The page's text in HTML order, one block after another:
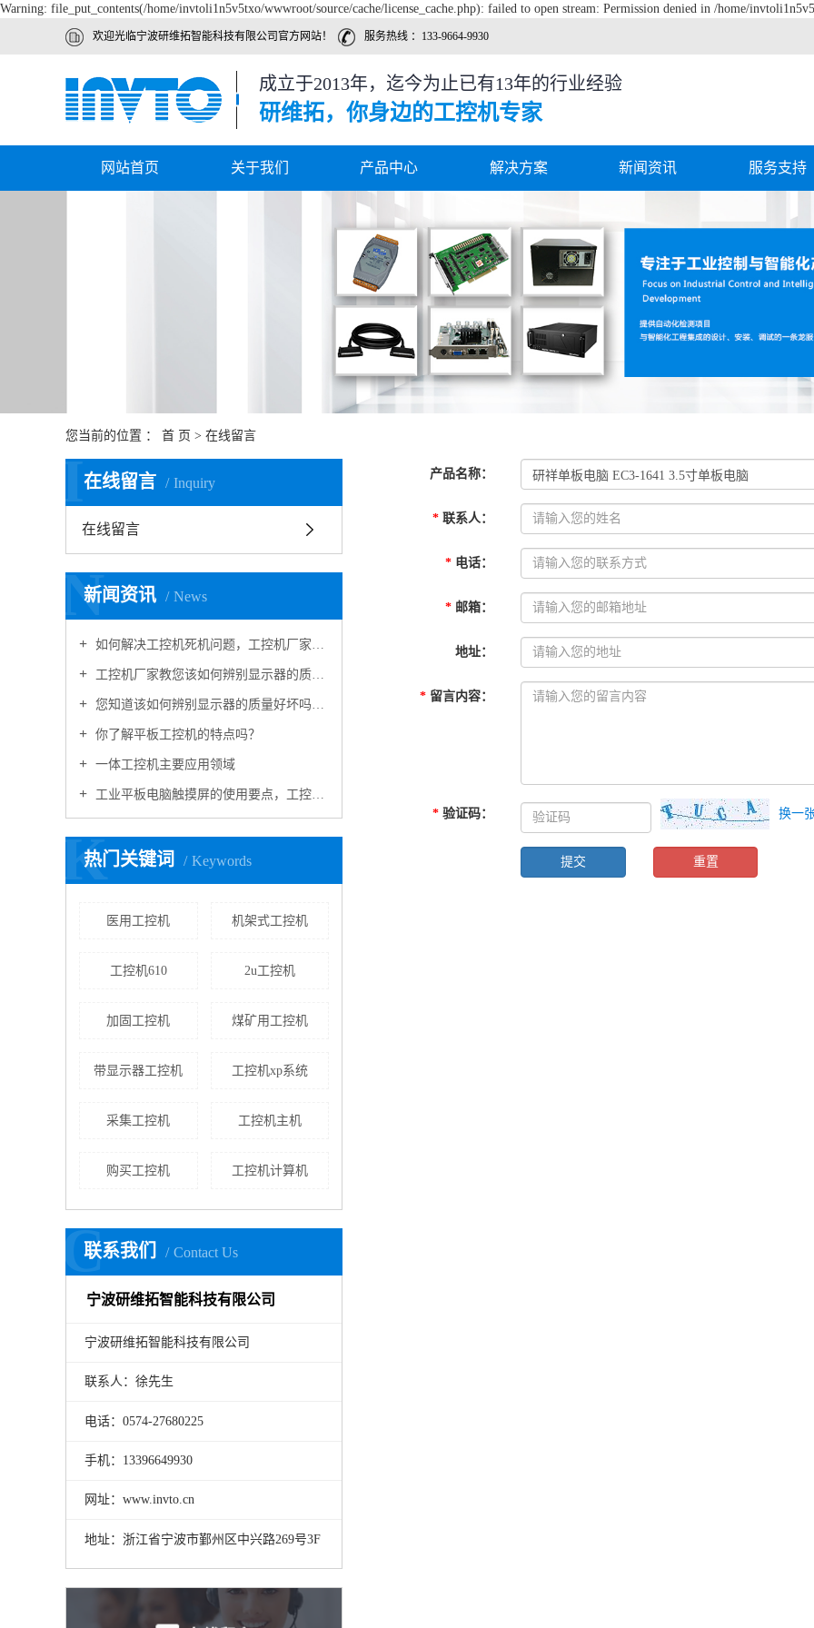
Warning: file_put_contents(/home/invtoli1n5v5txo/wwwroot/source/cache/license_cache.php): failed to open stream: Permission denied in /home/
欢迎光临宁波研维拓智能科技有限公司官方网站！ 服务热线 ：133-9664-9930
成立于2013年，迄今为止已有13年的行业经验
研维拓，你身边的工控机专家
网站首页 关于我们 产品中心 解决方案 新闻资讯 服务支持
您当前的位置 ： 首 页 > 在线留言
在线留言 Inquiry
I
在线留言
新闻资讯 News
N
如何解决工控机死机问题，工控机厂家告诉您
工控机厂家教您该如何辨别显示器的质量好坏
您知道该如何辨别显示器的质量好坏吗？工控机厂家向您介绍
你了解平板工控机的特点吗？
一体工控机主要应用领域
工业平板电脑触摸屏的使用要点，工控机厂家告诉您
热门关键词 Keywords
K
医用工控机 机架式工控机
工控机610 2u工控机
加固工控机 煤矿用工控机
带显示器工控机 工控机xp系统
采集工控机 工控机主机
购买工控机 工控机计算机
联系我们 Contact Us
C
宁波研维拓智能科技有限公司
宁波研维拓智能科技有限公司
联系人：徐先生
电话：0574-27680225
手机：13396649930
网址：www.invto.cn
地址：浙江省宁波市鄞州区中兴路269号3F
产品名称：
* 联系人：
* 电话：
* 邮箱：
地址：
* 留言内容：
* 验证码： 换一